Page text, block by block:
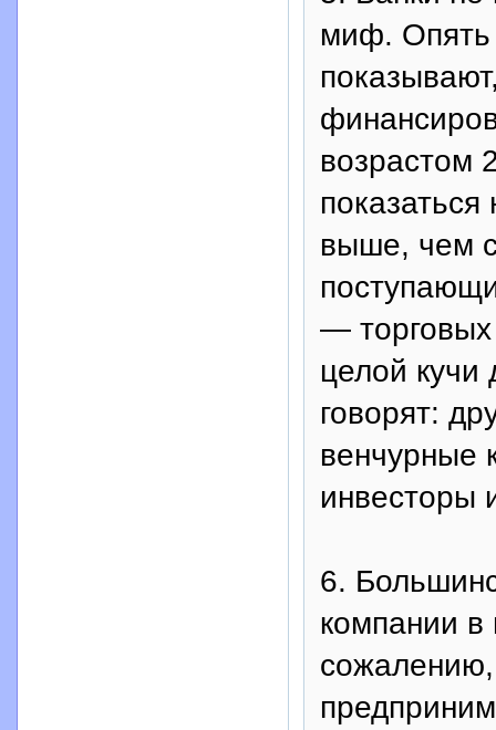
миф. Опять
возрастом
выше, чем
—
целой кучи
говорят:
венчурные
инвесторы
6.
компании в